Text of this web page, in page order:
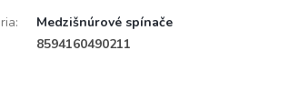
:
Medzišnúrové spínače
8594160490211